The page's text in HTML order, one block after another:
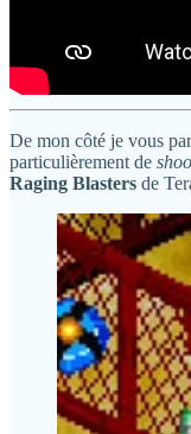
De mon côté je vous
particulièrement de
Raging Blasters de